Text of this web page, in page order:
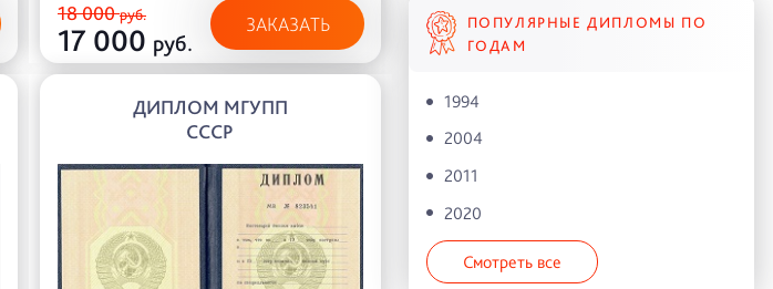
18 000руб.
17 000 руб.
ЗАКАЗАТЬ
ДИПЛОМ МГУПП
СССР
ПОПУЛЯРНЫЕ ДИПЛОМЫ ПО
ГОДАМ
1994
2004
2011
2020
Смотреть все